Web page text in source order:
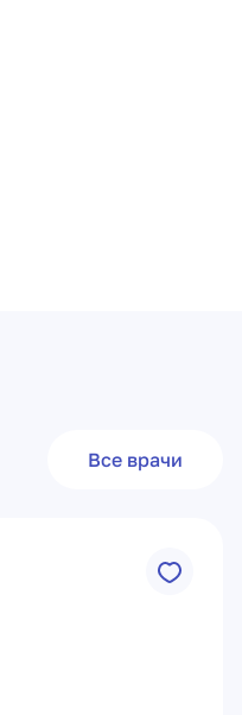
Все врачи